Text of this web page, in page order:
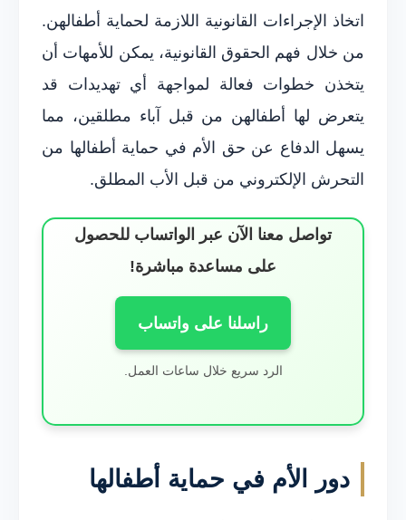
اتخاذ الإجراءات القانونية اللازمة لحماية أطفالهن.
من خلال فهم الحقوق القانونية، يمكن للأمهات أن
يتخذن خطوات فعالة لمواجهة أي تهديدات قد
يتعرض لها أطفالهن من قبل آباء مطلقين، مما
يسهل الدفاع عن حق الأم في حماية أطفالها من
التحرش الإلكتروني من قبل الأب المطلق.
تواصل معنا الآن عبر الواتساب للحصول
على مساعدة مباشرة!
راسلنا على واتساب
الرد سريع خلال ساعات العمل.
دور الأم في حماية أطفالها